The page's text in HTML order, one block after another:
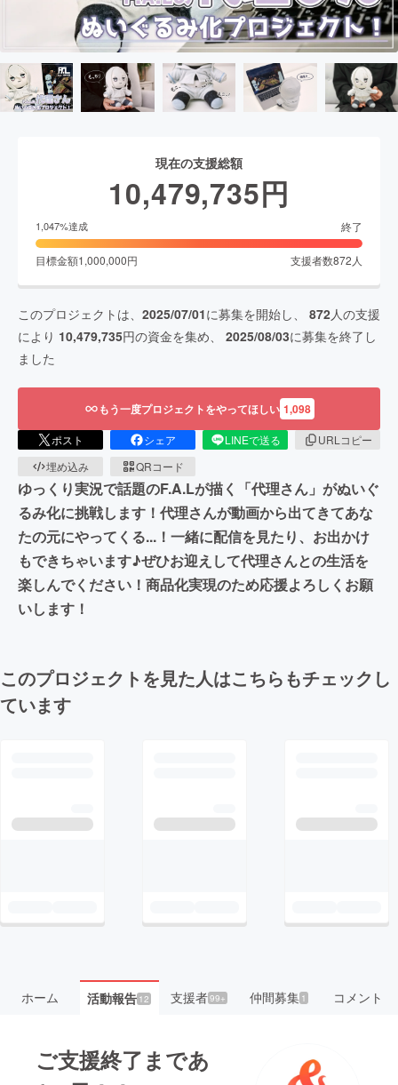
現在の支援総額
10,479,735円
1,047%達成 終了
目標金額1,000,000円 支援者数872 人
このプロジェクトは、 2025/07/01に募集を開始し、 872人の支援
により 10,479,735円の資金を集め、 2025/08/03に募集を終了し
ました
もう一度プロジェクトをやってほしい 1,098
ポスト シェア LINEで送る
URLコピー
埋め込み
QRコード
ゆっくり実況で話題のF.A.Lが描く「代理さん」がぬいぐ
るみ化に挑戦します！代理さんが動画から出てきてあな
たの元にやってくる...！一緒に配信を見たり、お出かけ
もできちゃいます♪ぜひお迎えして代理さんとの生活を
楽しんでください！商品化実現のため応援よろしくお願
いします！
このプロジェクトを見た人はこちらもチェックし
ています
ホーム 活動報告12 支援者99+ 仲間募集 1 コメント
ご支援終了まであ